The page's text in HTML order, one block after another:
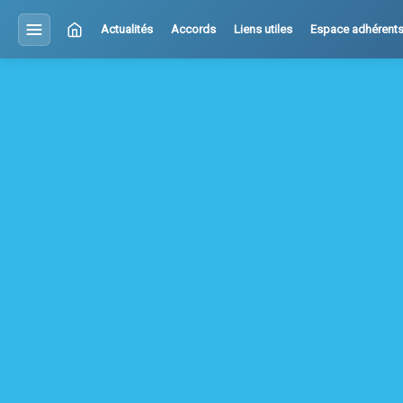
Actualités Accords Liens utiles Espace adhérents